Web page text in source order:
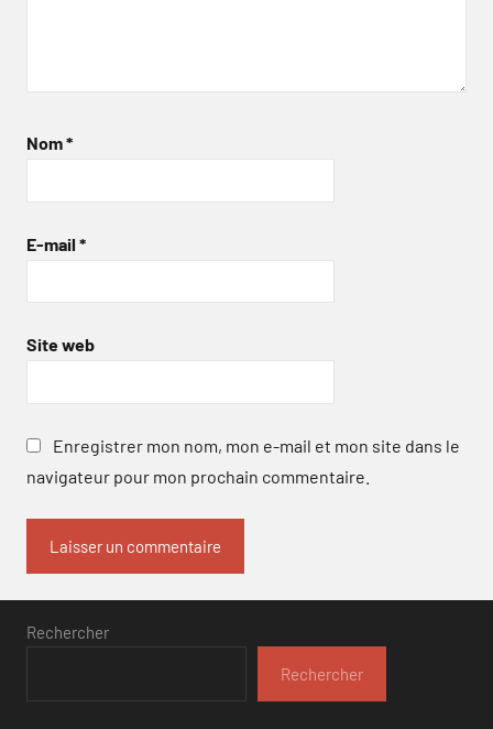
Nom*
E-mail *
Site web
Enregistrer mon nom, mon e-mail et mon site dans le
navigateur pour mon prochain commentaire.
Rechercher
Rechercher